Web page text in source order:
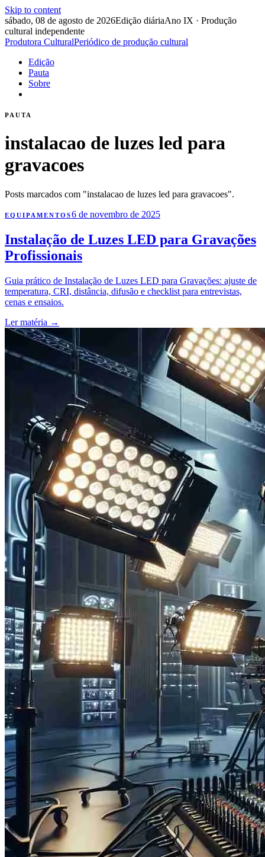
Skip to content
sábado, 08 de agosto de 2026Edição diáriaAno IX · Produção
cultural independente
Produtora CulturalPeriódico de produção cultural
Edição
Pauta
Sobre
PAUTA
instalacao de luzes led para
gravacoes
Posts marcados com "instalacao de luzes led para gravacoes".
EQUIPAMENTOS6 de novembro de 2025
Instalação de Luzes LED para Gravações
Profissionais
Guia prático de Instalação de Luzes LED para Gravações: ajuste de
temperatura, CRI, distância, difusão e checklist para entrevistas,
cenas e ensaios.
Ler matéria →